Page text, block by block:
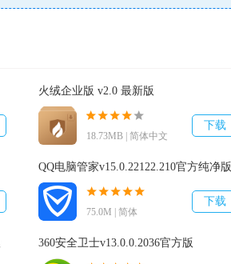
火绒企业版 v2.0 最新版
18.73MB | 简体中文
下载
QQ电脑管家v15.0.22122.210官方纯净版
75.0M | 简体
下载
360安全卫士v13.0.0.2036官方版